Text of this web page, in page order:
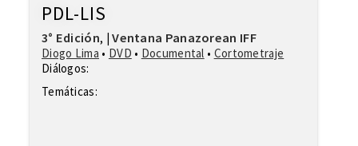
PDL-LIS
3° Edición, |Ventana Panazorean IFF
Diogo Lima • DVD • Documental • Cortometraje
Diálogos:
Temáticas: